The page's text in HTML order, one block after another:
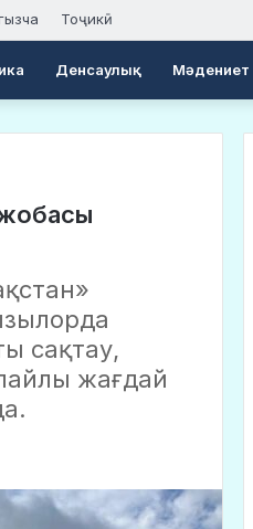
Тоҷикӣ
Денсаулық Мәдениет
жобасы
сақтау,
жағдай